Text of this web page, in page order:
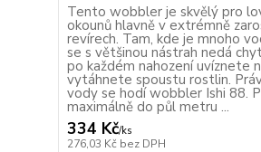
Tento wobbler je skvělý pro
okounů hlavně v extrémně
revírech. Tam, kde je mnoho
se s většinou nástrah nedá
po každém nahození uvíznete
vytáhnete spoustu rostlin.
vody se hodí wobbler Ishi 88.
maximálně do půl metru ...
334 Kč/ks
276,03 Kč bez DPH